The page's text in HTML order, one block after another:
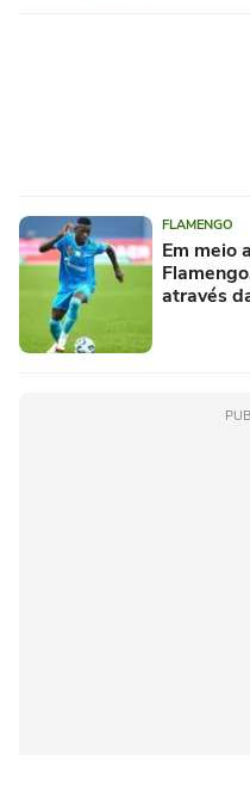
FLAMENGO
Em meio
através